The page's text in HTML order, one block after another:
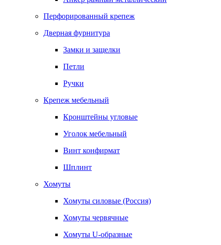
Перфорированный крепеж
Дверная фурнитура
Замки и защелки
Петли
Ручки
Крепеж мебельный
Кронштейны угловые
Уголок мебельный
Винт конфирмат
Шплинт
Хомуты
Хомуты силовые (Россия)
Хомуты червячные
Хомуты U-образные